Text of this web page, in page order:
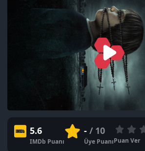
5.6
IMDb Puanı
-/ 10
Üye PuanıPuan Ver